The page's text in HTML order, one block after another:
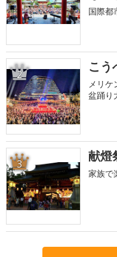
国際都
2 こう
メリケ
盆踊り
3 献燈
家族で